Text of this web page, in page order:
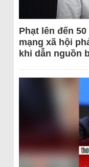
Phạt lên đến
mạng xã hội
khi dẫn nguồn